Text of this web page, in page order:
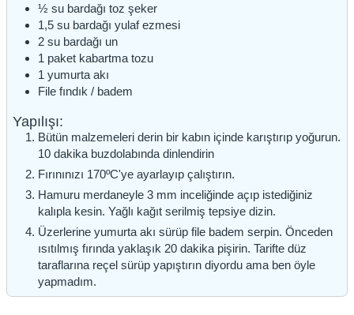
½ su bardağı toz şeker
1,5 su bardağı yulaf ezmesi
2 su bardağı un
1 paket kabartma tozu
1 yumurta akı
File fındık / badem
Yapılışı:
Bütün malzemeleri derin bir kabın içinde karıştırıp yoğurun.
10 dakika buzdolabında dinlendirin
Fırınınızı 170ºC'ye ayarlayıp çalıştırın.
Hamuru merdaneyle 3 mm inceliğinde açıp istediğiniz
kalıpla kesin. Yağlı kağıt serilmiş tepsiye dizin.
Üzerlerine yumurta akı sürüp file badem serpin. Önceden
ısıtılmış fırında yaklaşık 20 dakika pişirin. Tarifte düz
taraflarına reçel sürüp yapıştırın diyordu ama ben öyle
yapmadım.